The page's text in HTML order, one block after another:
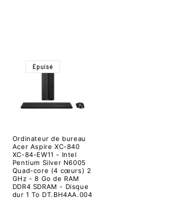
Épuisé
Ordinateur de bureau
Acer Aspire XC-840
XC-84-EW11 - Intel
Pentium Silver N6005
Quad-core (4 cœurs) 2
GHz - 8 Go de RAM
DDR4 SDRAM - Disque
dur 1 To DT.BH4AA.004